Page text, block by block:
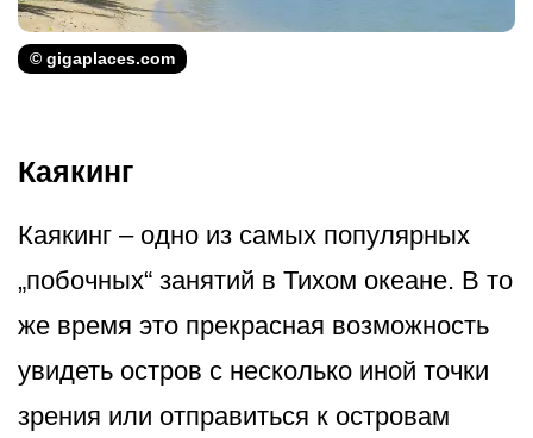
© gigaplaces.com
Каякинг
Каякинг – одно из самых популярных
„побочных“ занятий в Тихом океане. В то
же время это прекрасная возможность
увидеть остров с несколько иной точки
зрения или отправиться к островам